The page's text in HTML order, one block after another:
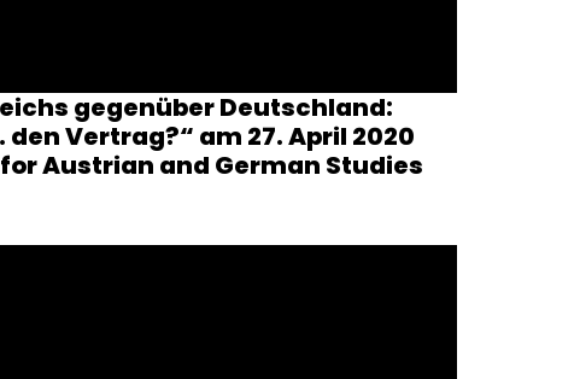
gegenüber Deutschland:
Vertrag?“ am 27. April 2020
Austrian and German Studies